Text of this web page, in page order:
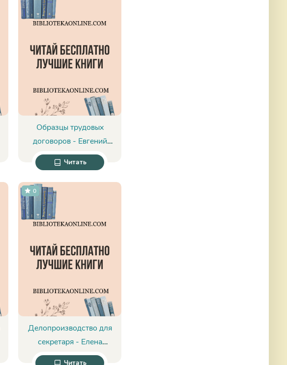
Образцы трудовых
договоров - Евгений
Новиков
Читать
Делопроизводство для
секретаря - Елена
Смирнова
0
Читать